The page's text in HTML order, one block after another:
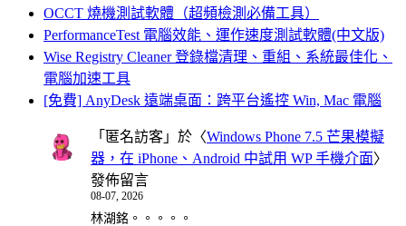
OCCT 燒機測試軟體（超頻檢測必備工具）
PerformanceTest 電腦效能、運作速度測試軟體(中文版)
Wise Registry Cleaner 登錄檔清理、重組、系統最佳化、
電腦加速工具
[免費] AnyDesk 遠端桌面：跨平台遙控 Win, Mac 電腦
「 匿名訪客 」於〈Windows Phone 7.5 芒果模擬
器，在 iPhone、Android 中試用 WP 手機介面〉
發佈留言
08-07, 2026
林湖銘。。。。。